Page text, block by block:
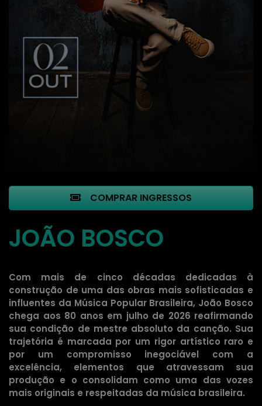
COMPRAR INGRESSOS
JOÃO BOSCO
Com mais de cinco décadas dedicadas à
construção de uma das obras mais sofisticadas e
influentes da Música Popular Brasileira, João Bosco
chega aos 80 anos em julho de 2026 reafirmando
sua condição de mestre absoluto da canção. Sua
trajetória é marcada por um rigor artístico raro e
por um compromisso inegociável com a
excelência, elementos que atravessam sua
produção e o consolidam como uma das vozes
mais originais e respeitadas da música brasileira.